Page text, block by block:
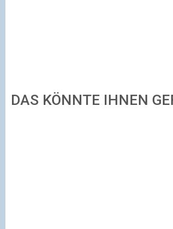
DAS KÖNNTE IHNEN